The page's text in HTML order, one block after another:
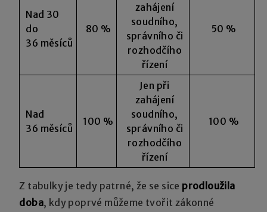
Nad 30
do
36 měsíců
80 %
zahájení
soudního,
správního či
rozhodčího
řízení
50 %
Nad
36 měsíců
100 %
Jen při
zahájení
soudního,
správního či
rozhodčího
řízení
100 %
Z tabulky je tedy patrné, že se sice prodloužila
doba, kdy poprvé můžeme tvořit zákonné